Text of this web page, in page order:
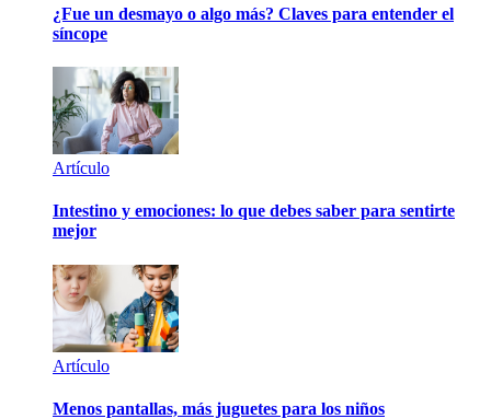
¿Fue un desmayo o algo más? Claves para entender el
síncope
Artículo
Intestino y emociones: lo que debes saber para sentirte
mejor
Artículo
Menos pantallas, más juguetes para los niños